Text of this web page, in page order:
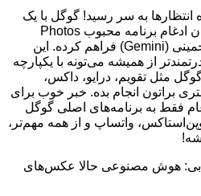
انتظارها به سر رسید! گوگل با یک
به‌روزرسانی هیجان‌انگیز، امکان ادغام برنامه محبوب Photos
خودش رو با دستیار هوشمند جمینی (Gemini) فراهم کرده. این
از همیشه می‌تونه با یکپارچه
مثل تقویم، درایو، داکس،
براتون انجام بده. خبر خوب برای
فقط به برنامه‌های اصلی گوگل
واتساپ و از همه مهم‌تر،